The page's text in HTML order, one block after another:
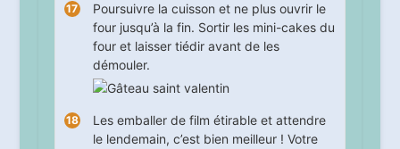
Poursuivre la cuisson et ne plus ouvrir le
four jusqu’à la fin. Sortir les mini-cakes du
four et laisser tiédir avant de les
démouler.
Les emballer de film étirable et attendre
le lendemain, c’est bien meilleur ! Votre